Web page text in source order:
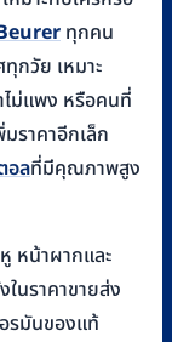
eurer ทุกคน
กวัย เหมาะ
ไม่แพง หรือคนที่
ราคาอีกเล็ก
อลที่มีคุณภาพสูง
หน้าผากและ
นราคาขายส่ง
รมันของแท้